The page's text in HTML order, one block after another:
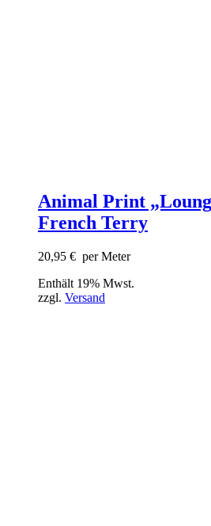
Animal Print
French Terry
20,95 € per Meter
Enthält 19% Mwst.
zzgl. Versand